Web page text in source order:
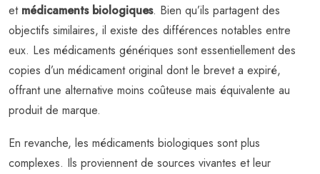
et médicaments biologiques. Bien qu’ils partagent des
objectifs similaires, il existe des différences notables entre
eux. Les médicaments génériques sont essentiellement des
copies d’un médicament original dont le brevet a expiré,
offrant une alternative moins coûteuse mais équivalente au
produit de marque.
En revanche, les médicaments biologiques sont plus
complexes. Ils proviennent de sources vivantes et leur